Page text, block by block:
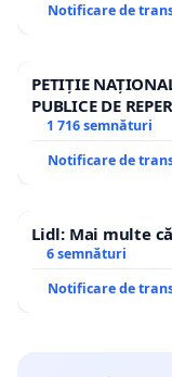
Notificare de
PETIȚIE
PUBLICE DE
1 716 semnături
Notificare de
Lidl: Mai multe
6 semnături
Notificare de